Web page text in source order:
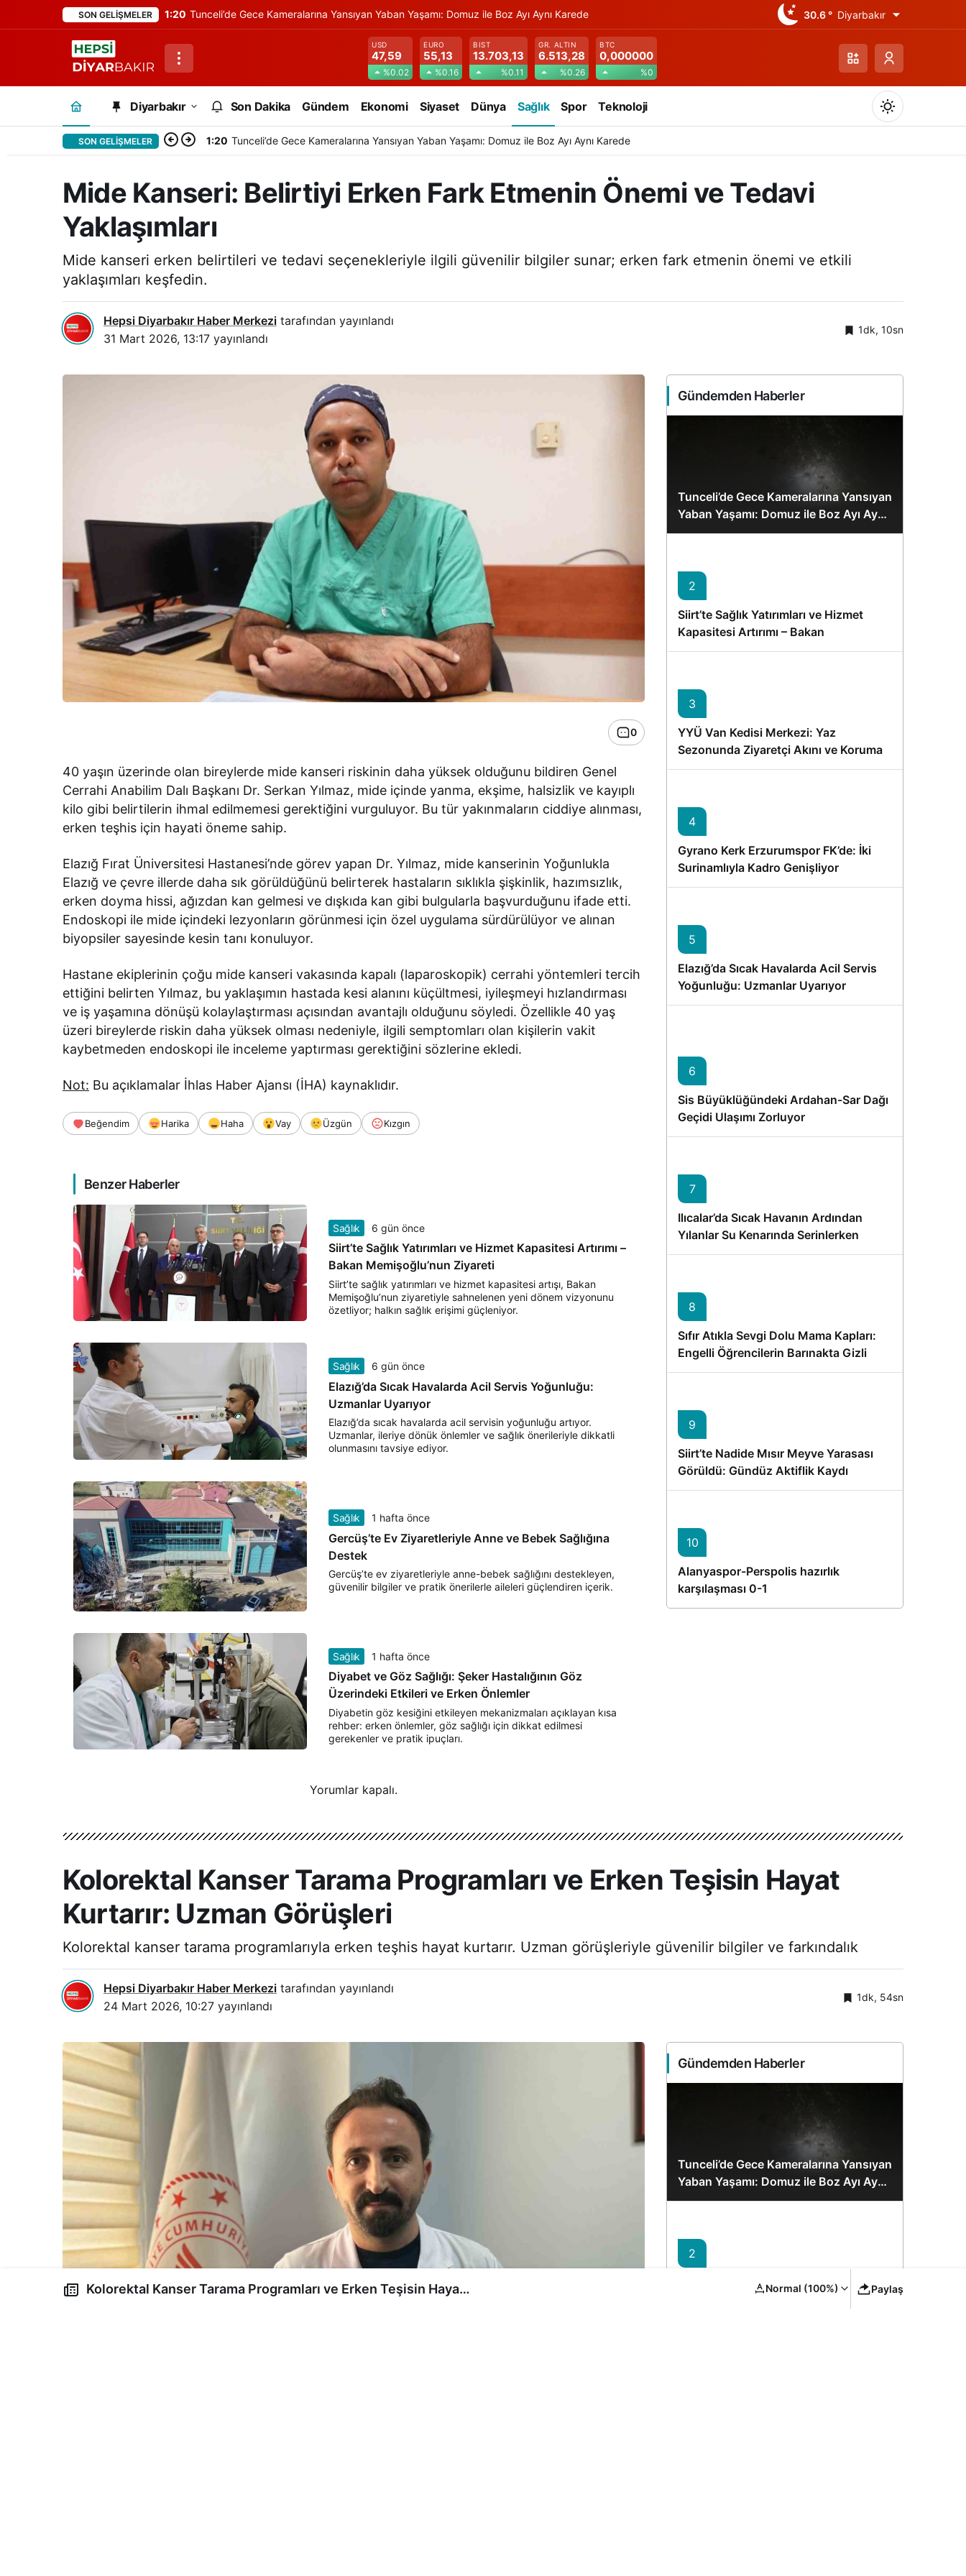
SON GELIŞMELER 1:20 Tunceli’de Gece Kameralarına Yansıyan Yaban Yaşamı: Domuz ile Boz Ayı Aynı Karede 30.6 ° Diyarbakır
USD
47,59
%0.02
EURO
55,13
%0.16
BIST
13.703,13
%0.11
GR. ALTIN
6.513,28
%0.26
BTC
0,000000
%0
Diyarbakır Son Dakika Gündem Ekonomi Siyaset Dünya Sağlık Spor Teknoloji
SON GELIŞMELER 1:20 Tunceli’de Gece Kameralarına Yansıyan Yaban Yaşamı: Domuz ile Boz Ayı Aynı Karede
Mide Kanseri: Belirtiyi Erken Fark Etmenin Önemi ve Tedavi
Yaklaşımları
Mide kanseri erken belirtileri ve tedavi seçenekleriyle ilgili güvenilir bilgiler sunar; erken fark etmenin önemi ve etkili
yaklaşımları keşfedin.
Hepsi Diyarbakır Haber Merkezi tarafından yayınlandı
31 Mart 2026, 13:17 yayınlandı
1dk, 10sn
0
40 yaşın üzerinde olan bireylerde mide kanseri riskinin daha yüksek olduğunu bildiren Genel
Cerrahi Anabilim Dalı Başkanı Dr. Serkan Yılmaz, mide içinde yanma, ekşime, halsizlik ve kayıplı
kilo gibi belirtilerin ihmal edilmemesi gerektiğini vurguluyor. Bu tür yakınmaların ciddiye alınması,
erken teşhis için hayati öneme sahip.
Elazığ Fırat Üniversitesi Hastanesi’nde görev yapan Dr. Yılmaz, mide kanserinin Yoğunlukla
Elazığ ve çevre illerde daha sık görüldüğünü belirterek hastaların sıklıkla şişkinlik, hazımsızlık,
erken doyma hissi, ağızdan kan gelmesi ve dışkıda kan gibi bulgularla başvurduğunu ifade etti.
Endoskopi ile mide içindeki lezyonların görünmesi için özel uygulama sürdürülüyor ve alınan
biyopsiler sayesinde kesin tanı konuluyor.
Hastane ekiplerinin çoğu mide kanseri vakasında kapalı (laparoskopik) cerrahi yöntemleri tercih
ettiğini belirten Yılmaz, bu yaklaşımın hastada kesi alanını küçültmesi, iyileşmeyi hızlandırması
ve iş yaşamına dönüşü kolaylaştırması açısından avantajlı olduğunu söyledi. Özellikle 40 yaş
üzeri bireylerde riskin daha yüksek olması nedeniyle, ilgili semptomları olan kişilerin vakit
kaybetmeden endoskopi ile inceleme yaptırması gerektiğini sözlerine ekledi.
Not: Bu açıklamalar İhlas Haber Ajansı (İHA) kaynaklıdır.
Beğendim Harika Haha Vay Üzgün Kızgın
Benzer Haberler
Sağlık 6 gün önce
Siirt’te Sağlık Yatırımları ve Hizmet Kapasitesi Artırımı –
Bakan Memişoğlu’nun Ziyareti
Siirt’te sağlık yatırımları ve hizmet kapasitesi artışı, Bakan
Memişoğlu’nun ziyaretiyle sahnelenen yeni dönem vizyonunu
özetliyor; halkın sağlık erişimi güçleniyor.
Sağlık 6 gün önce
Elazığ’da Sıcak Havalarda Acil Servis Yoğunluğu:
Uzmanlar Uyarıyor
Elazığ’da sıcak havalarda acil servisin yoğunluğu artıyor.
Uzmanlar, ileriye dönük önlemler ve sağlık önerileriyle dikkatli
olunmasını tavsiye ediyor.
Sağlık 1 hafta önce
Gercüş’te Ev Ziyaretleriyle Anne ve Bebek Sağlığına
Destek
Gercüş’te ev ziyaretleriyle anne-bebek sağlığını destekleyen,
güvenilir bilgiler ve pratik önerilerle aileleri güçlendiren içerik.
Sağlık 1 hafta önce
Diyabet ve Göz Sağlığı: Şeker Hastalığının Göz
Üzerindeki Etkileri ve Erken Önlemler
Diyabetin göz kesiğini etkileyen mekanizmaları açıklayan kısa
rehber: erken önlemler, göz sağlığı için dikkat edilmesi
gerekenler ve pratik ipuçları.
Yorumlar kapalı.
Gündemden Haberler
Tunceli’de Gece Kameralarına Yansıyan
Yaban Yaşamı: Domuz ile Boz Ayı Aynı
Karede
2
Siirt’te Sağlık Yatırımları ve Hizmet
Kapasitesi Artırımı – Bakan
Memişoğlu’nun Ziyareti
3
YYÜ Van Kedisi Merkezi: Yaz
Sezonunda Ziyaretçi Akını ve Koruma
Vurgusu
4
Gyrano Kerk Erzurumspor FK’de: İki
Surinamlıyla Kadro Genişliyor
5
Elazığ’da Sıcak Havalarda Acil Servis
Yoğunluğu: Uzmanlar Uyarıyor
6
Sis Büyüklüğündeki Ardahan-Sar Dağı
Geçidi Ulaşımı Zorluyor
7
Ilıcalar’da Sıcak Havanın Ardından
Yılanlar Su Kenarında Serinlerken
Görüntülendi
8
Sıfır Atıkla Sevgi Dolu Mama Kapları:
Engelli Öğrencilerin Barınakta Gizli
Dostları İçin Gönüllü Proje
9
Siirt’te Nadide Mısır Meyve Yarasası
Görüldü: Gündüz Aktiflik Kaydı
10
Alanyaspor-Perspolis hazırlık
karşılaşması 0-1
Kolorektal Kanser Tarama Programları ve Erken Teşisin Hayat
Kurtarır: Uzman Görüşleri
Kolorektal kanser tarama programlarıyla erken teşhis hayat kurtarır. Uzman görüşleriyle güvenilir bilgiler ve farkındalık
Hepsi Diyarbakır Haber Merkezi tarafından yayınlandı
24 Mart 2026, 10:27 yayınlandı
1dk, 54sn
Normal (100%) Paylaş
Gündemden Haberler
Tunceli’de Gece Kameralarına Yansıyan
Yaban Yaşamı: Domuz ile Boz Ayı Aynı
Karede
2
Siirt’te Sağlık Yatırımları ve Hizmet